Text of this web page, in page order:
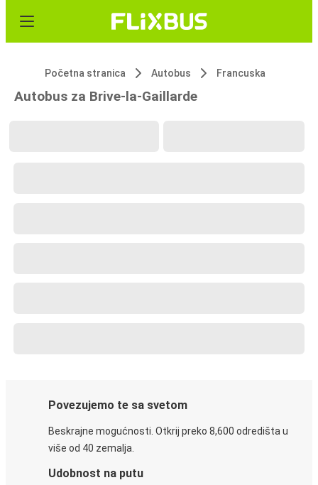
Početna stranica Autobus Francuska
Autobus za Brive-la-Gaillarde
Povezujemo te sa svetom
Beskrajne mogućnosti. Otkrij preko 8,600 odredišta u
više od 40 zemalja.
Udobnost na putu